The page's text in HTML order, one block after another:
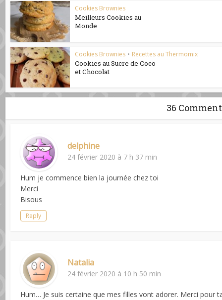
Cookies Brownies
Meilleurs Cookies au
Monde
Cookies Brownies • Recettes au Thermomix
Cookies au Sucre de Coco
et Chocolat
36
delphine
24 février 2020 à 7 h 37 min
Hum je commence bien la journée chez toi
Merci
Bisous
Reply
Natalia
24 février 2020 à 10 h 50 min
Hum… Je suis certaine que mes filles vont adorer. Merci pour